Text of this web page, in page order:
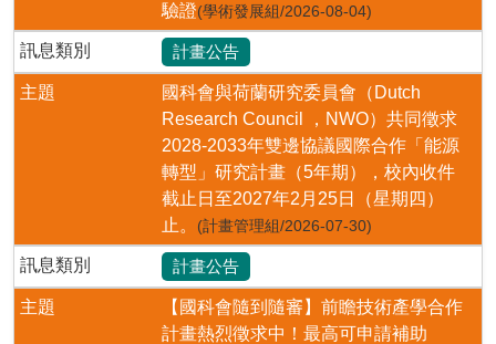
驗證(學術發展組/2026-08-04)
訊息類別 計畫公告
主題
國科會與荷蘭研究委員會（Dutch
Research Council ，NWO）共同徵求
2028-2033年雙邊協議國際合作「能源
轉型」研究計畫（5年期），校內收件
截止日至2027年2月25日（星期四）
止。
(計畫管理組/2026-07-30)
訊息類別 計畫公告
主題
【國科會隨到隨審】前瞻技術產學合作
計畫熱烈徵求中！最高可申請補助